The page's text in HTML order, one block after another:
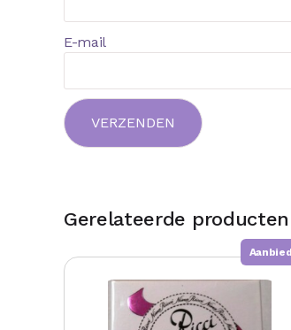
E-mail
Gerelateerde producten